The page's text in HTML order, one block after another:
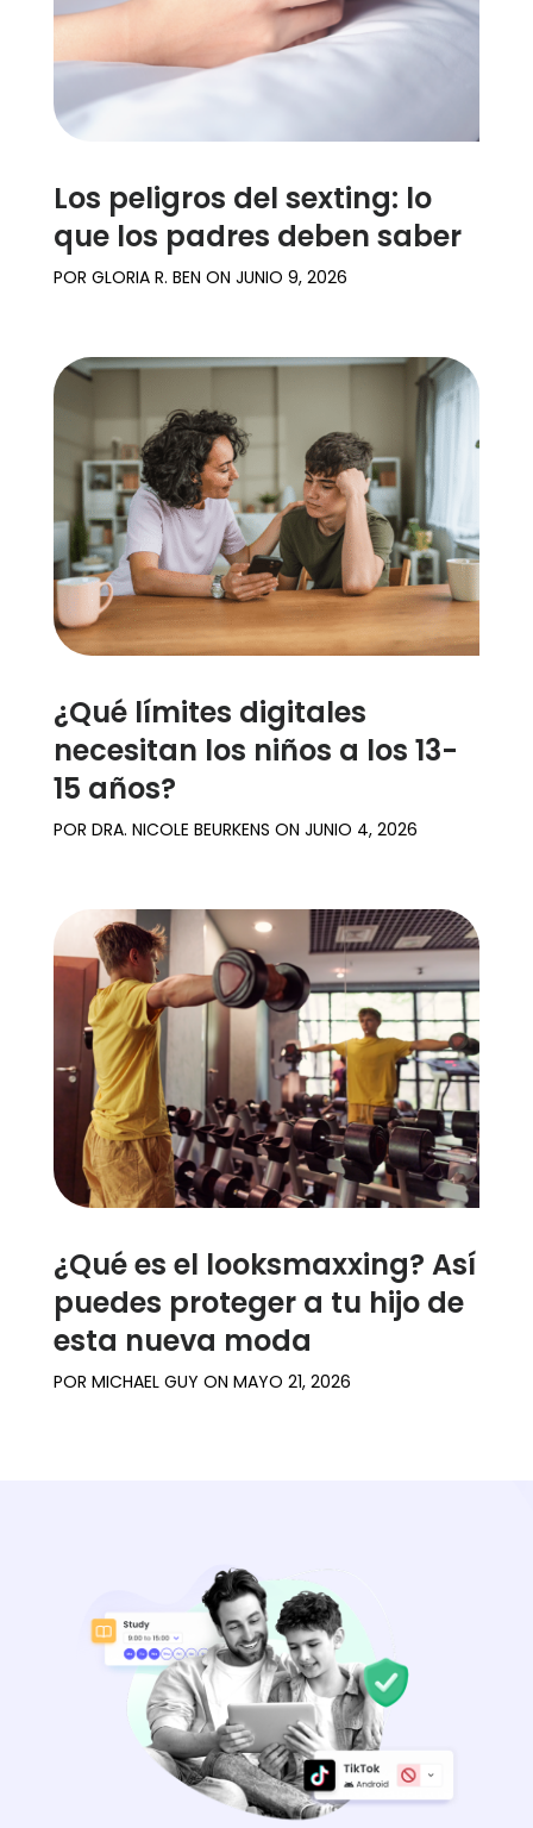
Los peligros del sexting: lo
que los padres deben saber
POR GLORIA R. BEN ON JUNIO 9, 2026
¿Qué límites digitales
necesitan los niños a los 13-
15 años?
POR DRA. NICOLE BEURKENS ON JUNIO 4, 2026
¿Qué es el looksmaxxing? Así
puedes proteger a tu hijo de
esta nueva moda
POR MICHAEL GUY ON MAYO 21, 2026